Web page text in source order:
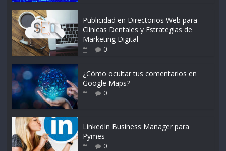
Publicidad en Directorios Web para
Clinicas Dentales y Estrategias de
Marketing Digital
0
¿Cómo ocultar tus comentarios en
Google Maps?
0
LinkedIn Business Manager para
Pymes
0